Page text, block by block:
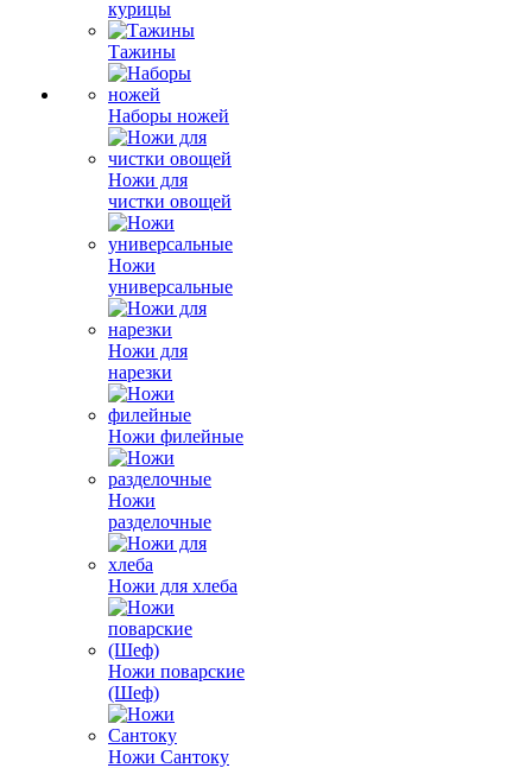
курицы
Тажины
Наборы ножей
Ножи для
чистки овощей
Ножи
универсальные
Ножи для
нарезки
Ножи филейные
Ножи
разделочные
Ножи для хлеба
Ножи поварские
(Шеф)
Ножи Сантоку